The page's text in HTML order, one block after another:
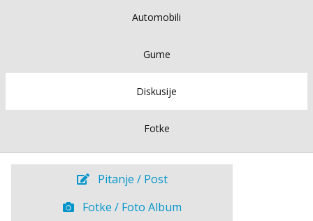
Automobili
Gume
Diskusije
Fotke
Pitanje / Post
Fotke / Foto Album